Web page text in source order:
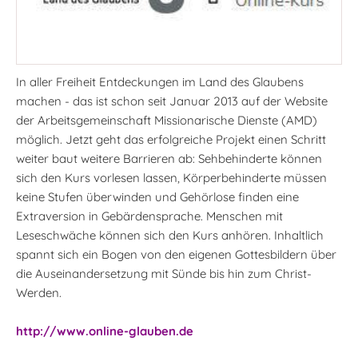
In aller Freiheit Entdeckungen im Land des Glaubens
machen - das ist schon seit Januar 2013 auf der Website
der Arbeitsgemeinschaft Missionarische Dienste (AMD)
möglich. Jetzt geht das erfolgreiche Projekt einen Schritt
weiter baut weitere Barrieren ab: Sehbehinderte können
sich den Kurs vorlesen lassen, Körperbehinderte müssen
keine Stufen überwinden und Gehörlose finden eine
Extraversion in Gebärdensprache. Menschen mit
Leseschwäche können sich den Kurs anhören. Inhaltlich
spannt sich ein Bogen von den eigenen Gottesbildern über
die Auseinandersetzung mit Sünde bis hin zum Christ-
Werden.
http://www.online-glauben.de